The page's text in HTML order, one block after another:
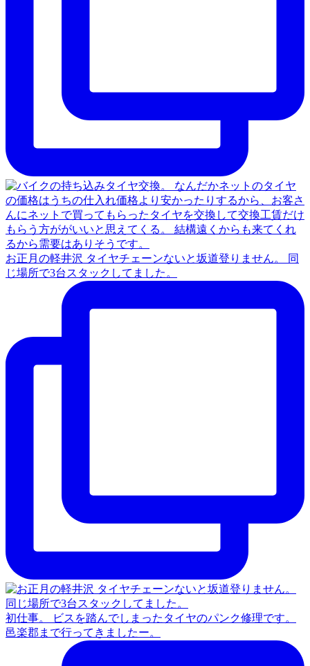
お正月の軽井沢 タイヤチェーンないと坂道登りません。 同
じ場所で3台スタックしてました。
初仕事。 ビスを踏んでしまったタイヤのパンク修理です。
邑楽郡まで行ってきましたー。